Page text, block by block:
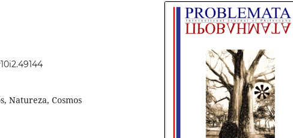
Natureza, Cosmos